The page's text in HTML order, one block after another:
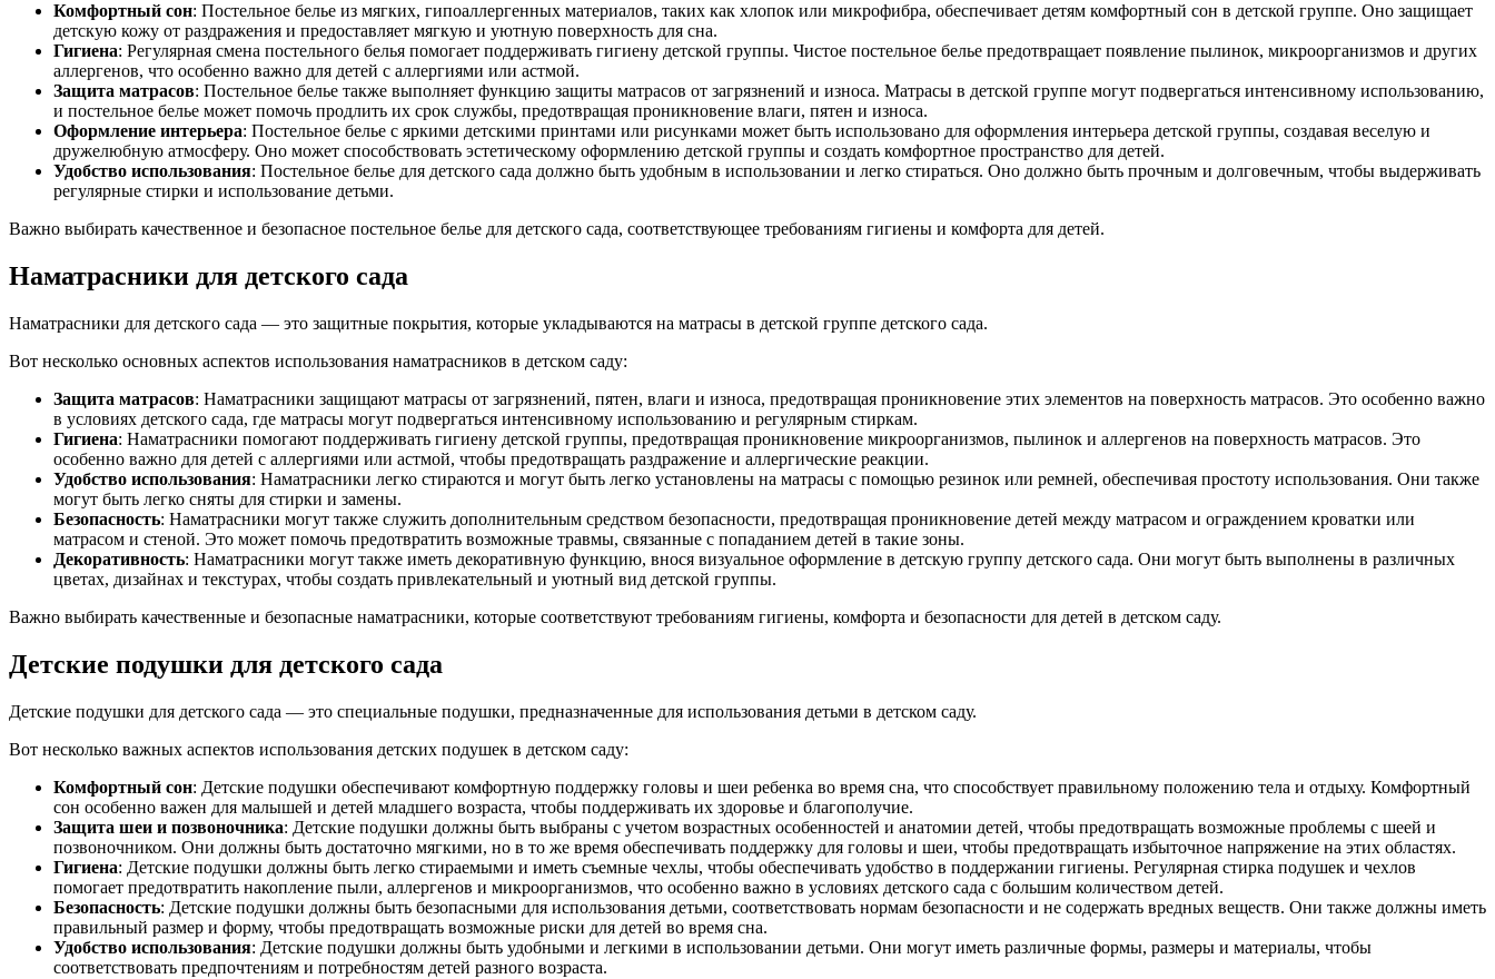
Комфортный сон: Постельное белье из мягких, гипоаллергенных материалов, таких как хлопок или микрофибра, обеспечивает детям комфортный сон в детской группе. Оно защищает
детскую кожу от раздражения и предоставляет мягкую и уютную поверхность для сна.
Гигиена: Регулярная смена постельного белья помогает поддерживать гигиену детской группы. Чистое постельное белье предотвращает появление пылинок, микроорганизмов и других
аллергенов, что особенно важно для детей с аллергиями или астмой.
Защита матрасов: Постельное белье также выполняет функцию защиты матрасов от загрязнений и износа. Матрасы в детской группе могут подвергаться интенсивному использованию,
и постельное белье может помочь продлить их срок службы, предотвращая проникновение влаги, пятен и износа.
Оформление интерьера: Постельное белье с яркими детскими принтами или рисунками может быть использовано для оформления интерьера детской группы, создавая веселую и
дружелюбную атмосферу. Оно может способствовать эстетическому оформлению детской группы и создать комфортное пространство для детей.
Удобство использования: Постельное белье для детского сада должно быть удобным в использовании и легко стираться. Оно должно быть прочным и долговечным, чтобы выдерживать
регулярные стирки и использование детьми.
Важно выбирать качественное и безопасное постельное белье для детского сада, соответствующее требованиям гигиены и комфорта для детей.
Наматрасники для детского сада
Наматрасники для детского сада — это защитные покрытия, которые укладываются на матрасы в детской группе детского сада.
Вот несколько основных аспектов использования наматрасников в детском саду:
Защита матрасов: Наматрасники защищают матрасы от загрязнений, пятен, влаги и износа, предотвращая проникновение этих элементов на поверхность матрасов. Это особенно важно
в условиях детского сада, где матрасы могут подвергаться интенсивному использованию и регулярным стиркам.
Гигиена: Наматрасники помогают поддерживать гигиену детской группы, предотвращая проникновение микроорганизмов, пылинок и аллергенов на поверхность матрасов. Это
особенно важно для детей с аллергиями или астмой, чтобы предотвращать раздражение и аллергические реакции.
Удобство использования: Наматрасники легко стираются и могут быть легко установлены на матрасы с помощью резинок или ремней, обеспечивая простоту использования. Они также
могут быть легко сняты для стирки и замены.
Безопасность: Наматрасники могут также служить дополнительным средством безопасности, предотвращая проникновение детей между матрасом и ограждением кроватки или
матрасом и стеной. Это может помочь предотвратить возможные травмы, связанные с попаданием детей в такие зоны.
Декоративность: Наматрасники могут также иметь декоративную функцию, внося визуальное оформление в детскую группу детского сада. Они могут быть выполнены в различных
цветах, дизайнах и текстурах, чтобы создать привлекательный и уютный вид детской группы.
Важно выбирать качественные и безопасные наматрасники, которые соответствуют требованиям гигиены, комфорта и безопасности для детей в детском саду.
Детские подушки для детского сада
Детские подушки для детского сада — это специальные подушки, предназначенные для использования детьми в детском саду.
Вот несколько важных аспектов использования детских подушек в детском саду:
Комфортный сон: Детские подушки обеспечивают комфортную поддержку головы и шеи ребенка во время сна, что способствует правильному положению тела и отдыху. Комфортный
сон особенно важен для малышей и детей младшего возраста, чтобы поддерживать их здоровье и благополучие.
Защита шеи и позвоночника: Детские подушки должны быть выбраны с учетом возрастных особенностей и анатомии детей, чтобы предотвращать возможные проблемы с шеей и
позвоночником. Они должны быть достаточно мягкими, но в то же время обеспечивать поддержку для головы и шеи, чтобы предотвращать избыточное напряжение на этих областях.
Гигиена: Детские подушки должны быть легко стираемыми и иметь съемные чехлы, чтобы обеспечивать удобство в поддержании гигиены. Регулярная стирка подушек и чехлов
помогает предотвратить накопление пыли, аллергенов и микроорганизмов, что особенно важно в условиях детского сада с большим количеством детей.
Безопасность: Детские подушки должны быть безопасными для использования детьми, соответствовать нормам безопасности и не содержать вредных веществ. Они также должны иметь
правильный размер и форму, чтобы предотвращать возможные риски для детей во время сна.
Удобство использования: Детские подушки должны быть удобными и легкими в использовании детьми. Они могут иметь различные формы, размеры и материалы, чтобы
соответствовать предпочтениям и потребностям детей разного возраста.